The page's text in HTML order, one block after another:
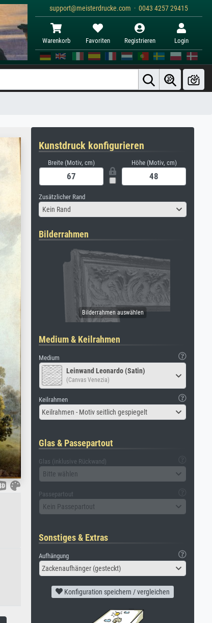
support@meisterdrucke.com · 0043 4257 29415
Warenkorb Favoriten Registrieren Login
Kunstdruck konfigurieren
Breite (Motiv, cm) Höhe (Motiv, cm)
Zusätzlicher Rand
Kein Rand
Bilderrahmen
Medium & Keilrahmen
Medium
Leinwand Leonardo (Satin)
(Canvas Venezia)
Keilrahmen
Keilrahmen - Motiv seitlich gespiegelt
Glas & Passepartout
Glas (inklusive Rückwand)
Bitte wählen
Passepartout
Kein Passepartout
Sonstiges & Extras
Aufhängung
Zackenaufhänger (gesteckt)
Konfiguration speichern / vergleichen